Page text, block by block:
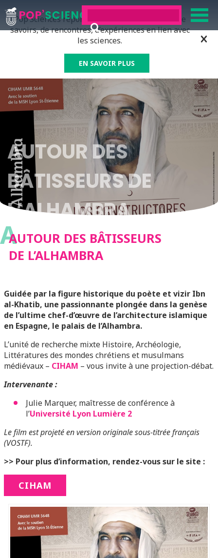
Pop’Sciences répond à tous ceux qui ont soif de
savoirs, de rencontres, d’expériences en lien avec
les sciences.
EN SAVOIR PLUS
AUTOUR DES
BÂTISSEURS DE
L’ALHAMBRA
AAUTOUR DES BÂTISSEURS
DE L’ALHAMBRA
Guidée par la figure historique du poète et vizir Ibn
al-Khatib, une passionnante plongée dans la genèse
de l’ultime chef-d’œuvre de l’architecture islamique
en Espagne, le palais de l’Alhambra.
L’unité de recherche mixte Histoire, Archéologie,
Littératures des mondes chrétiens et musulmans
médiévaux – CIHAM – vous invite à une projection-débat.
Intervenante :
Julie Marquer, maîtresse de conférence à
l’Université Lyon Lumière 2
Le film est projeté en version originale sous-titrée français
(VOSTF).
>> Pour plus d’information, rendez-vous sur le site :
CIHAM